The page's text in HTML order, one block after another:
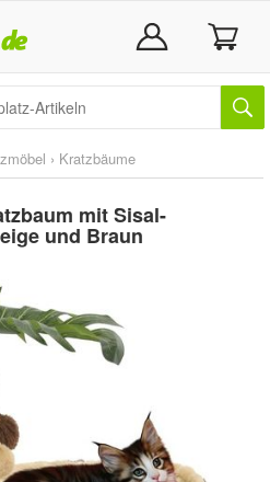
› Kratzbäume
mit Sisal-
und Braun